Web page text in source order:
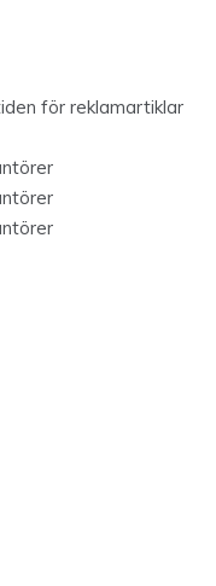
för reklamartiklar